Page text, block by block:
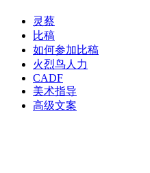
灵蔡
比稿
如何参加比稿
火烈鸟人力
CADF
美术指导
高级文案